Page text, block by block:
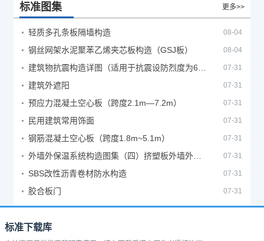
标准图集 更多>>
轻质多孔条板隔墙构造 08-04
钢丝网架水泥聚苯乙烯夹芯板构造（GSJ板） 08-04
07-31
建筑外遮阳 07-31
预应力混凝土空心板（跨度2.1m—7.2m） 07-31
民用建筑常用饰面 07-31
钢筋混凝土空心板（跨度1.8m~5.1m） 07-31
07-31
SBS改性沥青卷材防水构造 07-31
胶合板门 07-31
标准下载库